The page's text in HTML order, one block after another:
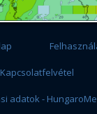
Kapcsolatfelvétel
adatok -